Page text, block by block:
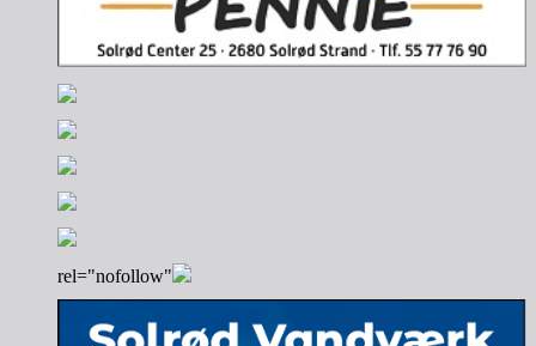
rel="nofollow"